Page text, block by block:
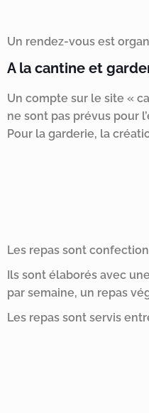
Un rendez-vous est
A la cantine et
Un compte sur le site «
ne sont pas prévus pour
Pour la garderie, la
Les repas sont
Ils sont élaborés avec
par semaine, un repas
Les repas sont servis